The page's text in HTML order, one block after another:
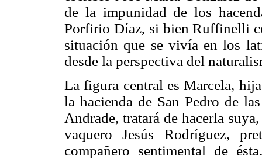
de la impunidad de los
Porfirio Díaz, si bien Ruffinelli
situación que se vivía en los
desde la perspectiva del
La figura central es Marcela,
la hacienda de San Pedro de
Andrade, tratará de hacerla
vaquero Jesús Rodríguez,
compañero sentimental de